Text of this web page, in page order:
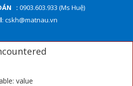
: 0903.603.933 (Ms Huệ)
: cskh@matnau.vn
value